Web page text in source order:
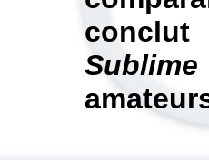
Sublime